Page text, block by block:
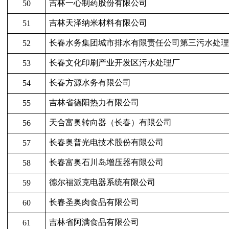
50 吉林一心制药股份有限公司
51 吉林天泽纳米材料有限公司
52 长春水务集团城市排水有限责任公司第三污水处
53 长春文化印刷产业开发区污水处理厂
54 长春方源水务有限公司
55 吉林省德阳热力有限公司
56 天合富奥转向器（长春）有限公司
57 长春奥普光电技术股份有限公司
58 长春富奥石川岛增压器有限公司
59 德尔福派克电器系统有限公司
60 长春圣奥肉食品有限公司
61 吉林省阿满食品有限公司